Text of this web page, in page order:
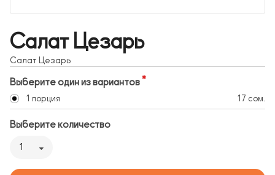
Салат Цезарь
Салат Цезарь
Выберите один из вариантов
1 порция 17 сом.
Выберите количество
1